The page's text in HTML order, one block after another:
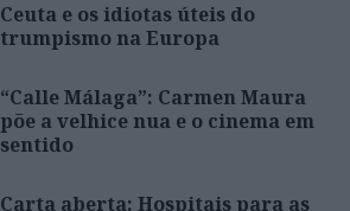
Ceuta e os idiotas úteis do
trumpismo na Europa
“Calle Málaga”: Carmen Maura
põe a velhice nua e o cinema em
sentido
Carta aberta: Hospitais para as